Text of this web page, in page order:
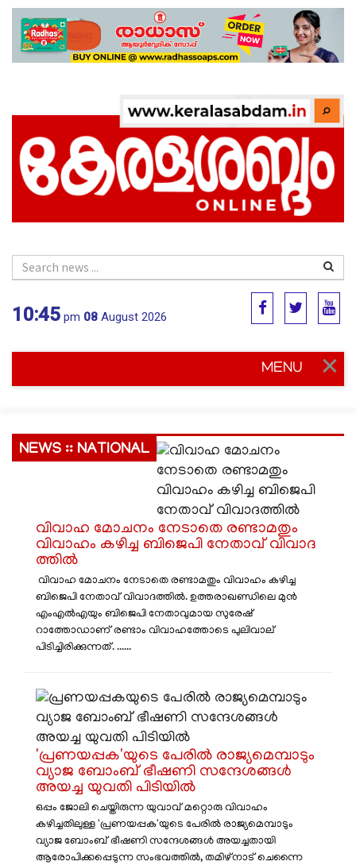
10:45 pm 08 August 2026
MENU
NEWS :: NATIONAL
വിവാഹ മോചനം നേടാതെ രണ്ടാമതും
വിവാഹം കഴിച്ച ബിജെപി നേതാവ് വിവാ​ദ​
ത്തിൽ
വിവാഹ മോചനം നേടാതെ രണ്ടാമതും വിവാഹം കഴിച്ച
ബിജെപി നേതാവ് വിവാ​ദ​ത്തിൽ. ഉത്തരാഖണ്ഡിലെ മുൻ
എംഎൽഎയും ബിജെപി നേതാവുമായ സുരേഷ്
റാത്തോഡാണ് രണ്ടാം വിവാ​ഹത്തോടെ പുലിവാല്
പിടിച്ചിരിക്കുന്നത്. ......
'പ്രണയപ്പക'യുടെ പേരില്‍ രാജ്യമെമ്പാടും
വ്യാജ ബോംബ് ഭീഷണി സന്ദേശങ്ങള്‍
അയച്ച യുവതി പിടിയിൽ
ഒപ്പം ജോലി ചെയ്തിരുന്ന യുവാവ് മറ്റൊരു വിവാഹം
കഴിച്ചതിലുള്ള 'പ്രണയപ്പക'യുടെ പേരില്‍ രാജ്യമെമ്പാടും
വ്യാജ ബോംബ് ഭീഷണി സന്ദേശങ്ങള്‍ അയച്ചതായി
ആരോപിക്കപ്പെടുന്ന സംഭവത്തില്‍, തമിഴ്‌നാട് ചെന്നൈ